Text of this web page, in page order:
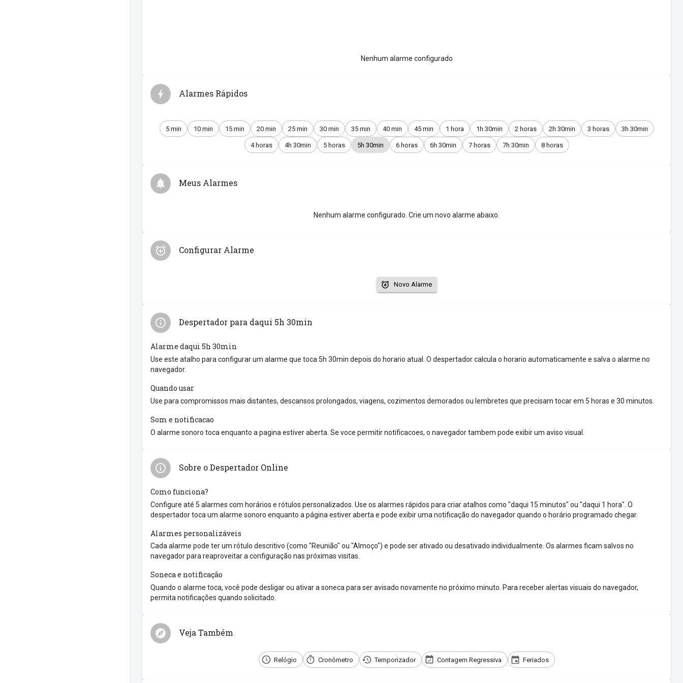
Nenhum alarme configurado
Alarmes Rápidos
5 min 10 min 15 min 20 min 25 min 30 min 35 min 40 min 45 min 1 hora 1h 30min 2 horas 2h 30min 3 horas 3h 30min
4 horas 4h 30min 5 horas 5h 30min 6 horas 6h 30min 7 horas 7h 30min 8 horas
Meus Alarmes
Nenhum alarme configurado. Crie um novo alarme abaixo.
Configurar Alarme
Novo Alarme
Despertador para daqui 5h 30min
Alarme daqui 5h 30min
Use este atalho para configurar um alarme que toca 5h 30min depois do horario atual. O despertador calcula o horario automaticamente e salva o alarme no
navegador.
Quando usar
Use para compromissos mais distantes, descansos prolongados, viagens, cozimentos demorados ou lembretes que precisam tocar em 5 horas e 30 minutos.
Som e notificacao
O alarme sonoro toca enquanto a pagina estiver aberta. Se voce permitir notificacoes, o navegador tambem pode exibir um aviso visual.
Sobre o Despertador Online
Como funciona?
Configure até 5 alarmes com horários e rótulos personalizados. Use os alarmes rápidos para criar atalhos como "daqui 15 minutos" ou "daqui 1 hora". O
despertador toca um alarme sonoro enquanto a página estiver aberta e pode exibir uma notificação do navegador quando o horário programado chegar.
Alarmes personalizáveis
Cada alarme pode ter um rótulo descritivo (como "Reunião" ou "Almoço") e pode ser ativado ou desativado individualmente. Os alarmes ficam salvos no
navegador para reaproveitar a configuração nas próximas visitas.
Soneca e notificação
Quando o alarme toca, você pode desligar ou ativar a soneca para ser avisado novamente no próximo minuto. Para receber alertas visuais do navegador,
permita notificações quando solicitado.
Veja Também
Relógio Cronômetro Temporizador Contagem Regressiva Feriados